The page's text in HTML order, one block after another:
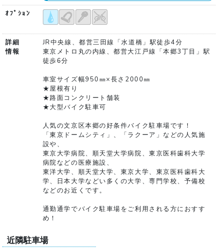
ｵﾌﾟｼｮﾝ
詳細
情報
JR中央線、都営三田線「水道橋」駅徒歩4分
東京メトロ丸の内線、都営大江戸線「本郷3丁目」駅
徒歩6分
車室サイズ幅950㎜×長さ2000㎜
★屋根有り
★路面コンクリート舗装
★大型バイク駐車可
人気の文京区本郷の好条件バイク駐車場です！
「東京ドームシティ」、「ラクーア」などの人気施
設や、
東京大学病院、順天堂大学病院、東京医科歯科大学
病院などの医療施設、
東洋大学、順天堂大学、東京大学、東京医科歯科大
学、日本大学などい多くの大学、専門学校、予備校
などのお近くです。
通勤通学でバイク駐車場をご利用される方におすす
め！
近隣駐車場